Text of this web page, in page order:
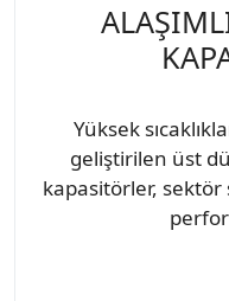
Yüksek
geliştirilen üst
kapasitörler,